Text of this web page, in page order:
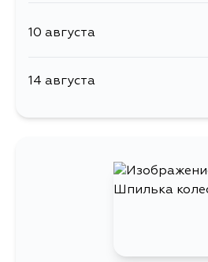
10 августа
14 августа